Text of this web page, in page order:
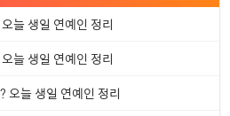
늘 생일 연예인 정리
늘 생일 연예인 정리
오늘 생일 연예인 정리